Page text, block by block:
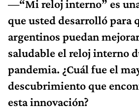
—“Mi reloj interno” es
que usted desarrolló para
argentinos puedan
saludable el reloj interno
pandemia. ¿Cuál fue el
descubrimiento que
esta innovación?